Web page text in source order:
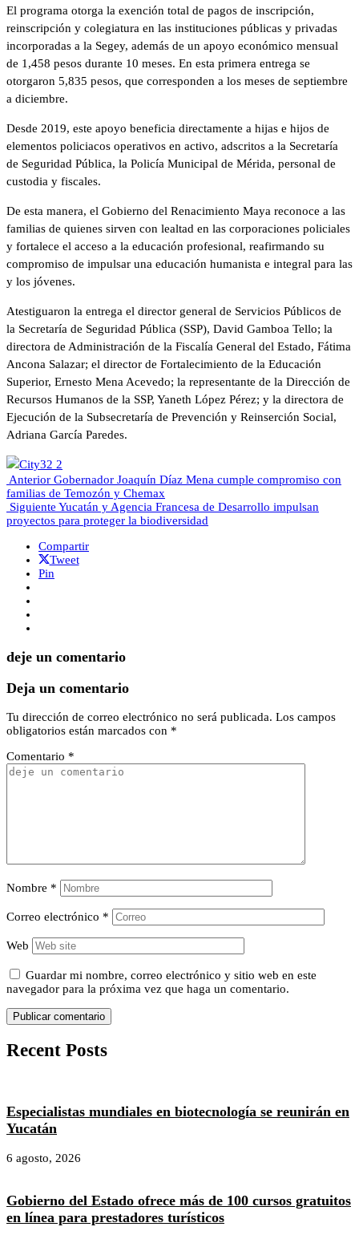
El programa otorga la exención total de pagos de inscripción,
reinscripción y colegiatura en las instituciones públicas y privadas
incorporadas a la Segey, además de un apoyo económico mensual
de 1,458 pesos durante 10 meses. En esta primera entrega se
otorgaron 5,835 pesos, que corresponden a los meses de septiembre
a diciembre.
Desde 2019, este apoyo beneficia directamente a hijas e hijos de
elementos policiacos operativos en activo, adscritos a la Secretaría
de Seguridad Pública, la Policía Municipal de Mérida, personal de
custodia y fiscales.
De esta manera, el Gobierno del Renacimiento Maya reconoce a las
familias de quienes sirven con lealtad en las corporaciones policiales
y fortalece el acceso a la educación profesional, reafirmando su
compromiso de impulsar una educación humanista e integral para las
y los jóvenes.
Atestiguaron la entrega el director general de Servicios Públicos de
la Secretaría de Seguridad Pública (SSP), David Gamboa Tello; la
directora de Administración de la Fiscalía General del Estado, Fátima
Ancona Salazar; el director de Fortalecimiento de la Educación
Superior, Ernesto Mena Acevedo; la representante de la Dirección de
Recursos Humanos de la SSP, Yaneth López Pérez; y la directora de
Ejecución de la Subsecretaría de Prevención y Reinserción Social,
Adriana García Paredes.
Anterior Gobernador Joaquín Díaz Mena cumple compromiso con
familias de Temozón y Chemax
Siguiente Yucatán y Agencia Francesa de Desarrollo impulsan
proyectos para proteger la biodiversidad
Compartir
Tweet
Pin
deje un comentario
Deja un comentario
Tu dirección de correo electrónico no será publicada. Los campos
obligatorios están marcados con *
Comentario *
Nombre *
Correo electrónico *
Web
Guardar mi nombre, correo electrónico y sitio web en este
navegador para la próxima vez que haga un comentario.
Recent Posts
Especialistas mundiales en biotecnología se reunirán en
Yucatán
6 agosto, 2026
Gobierno del Estado ofrece más de 100 cursos gratuitos
en línea para prestadores turísticos